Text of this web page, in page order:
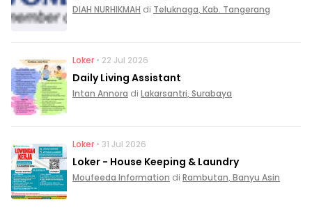
DIAH NURHIKMAH di Teluknaga, Kab. Tangerang
Loker • 22 Jul 2026
Daily Living Assistant
Intan Annora di Lakarsantri, Surabaya
Loker • 31 Jul 2026
Loker - House Keeping & Laundry
Moufeeda Information di Rambutan, Banyu Asin